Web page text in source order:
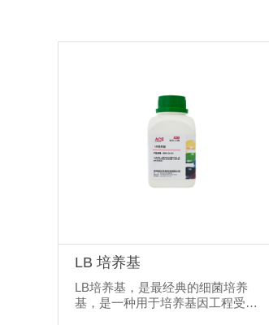
LB 培养基
LB培养基，是最经典的细菌培养
基，是一种用于培养基因工程受体